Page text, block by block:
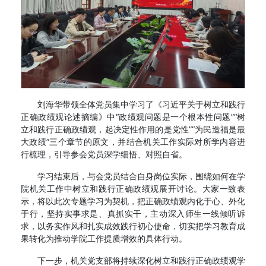
刘海华带领全体党员集中学习了《习近平关于树立和践行
正确政绩观论述摘编》中“政绩观问题是一个根本性问题”“树
立和践行正确政绩观，起决定性作用的是党性”“为民造福是最
大政绩”三个章节的原文，并结合机关工作实际对所学内容进
行梳理，引导参会党员深学细悟、对照自省。
学习结束后，与会党员结合自身岗位实际，围绕如何在学
院机关工作中树立和践行正确政绩观展开讨论。大家一致表
示，将以此次专题学习为契机，把正确政绩观内化于心、外化
于行，坚持实事求是、真抓实干，主动深入师生一线倾听诉
求，以务实作风和扎实成效践行初心使命，切实把学习教育成
果转化为推动学院工作提质增效的具体行动。
下一步，机关党支部将持续深化树立和践行正确政绩观学